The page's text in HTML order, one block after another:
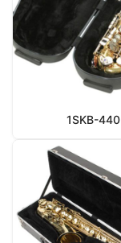
1SKB-440